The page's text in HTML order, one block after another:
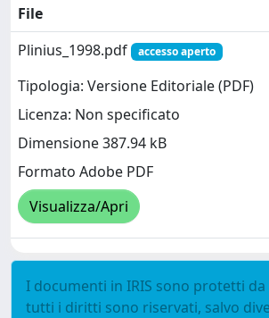
File
Plinius_1998.pdf
accesso aperto
Tipologia: Versione Editoriale (PDF)
Licenza: Non specificato
Dimensione 387.94 kB
Formato Adobe PDF
Visualizza/Apri
I documenti in IRIS sono protetti
tutti i diritti sono riservati, salvo